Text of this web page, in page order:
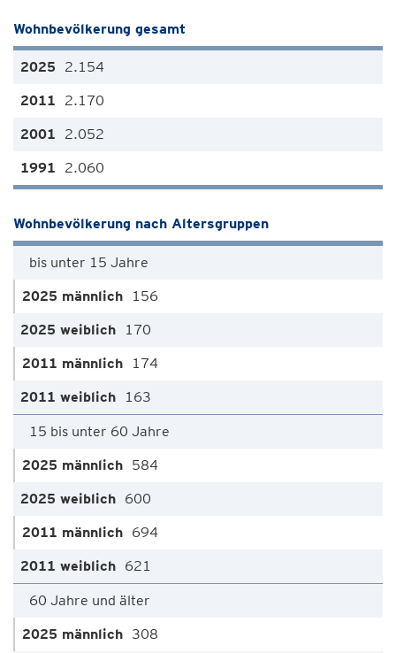
Wohnbevölkerung gesamt
2.154
2.170
2.052
2.060
Wohnbevölkerung nach Altersgruppen
bis unter 15 Jahre
156
170
174
163
15 bis unter 60 Jahre
584
600
694
621
60 Jahre und älter
308